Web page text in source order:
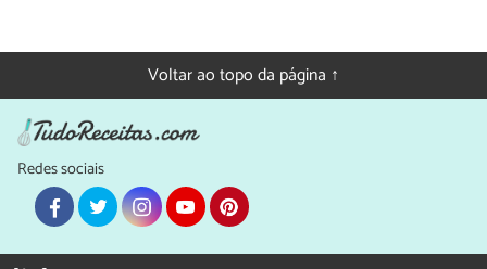
Voltar ao topo da página ↑
Redes sociais